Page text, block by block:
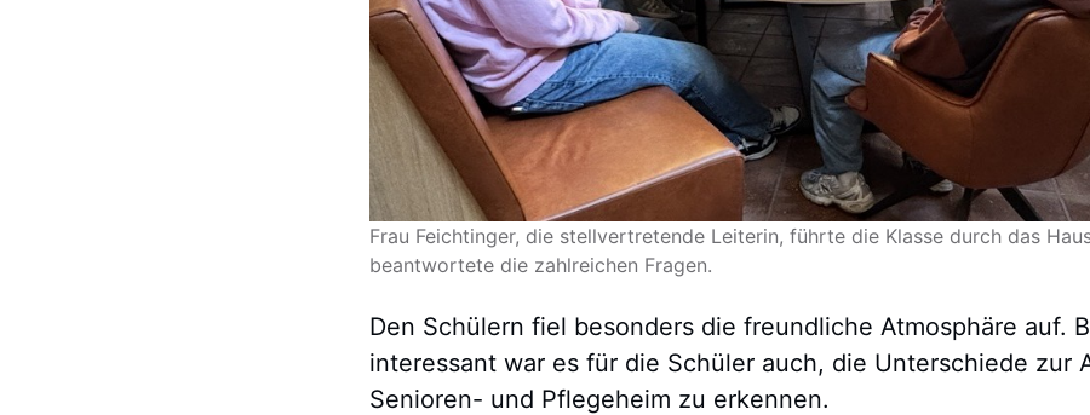
Frau Feichtinger, die stellvertretende Leiterin, führte die Klasse durch das
beantwortete die zahlreichen Fragen.
Den Schülern fiel besonders die freundliche Atmosphäre auf.
interessant war es für die Schüler auch, die Unterschiede zur
Senioren- und Pflegeheim zu erkennen.